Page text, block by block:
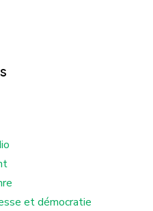
et démocratie